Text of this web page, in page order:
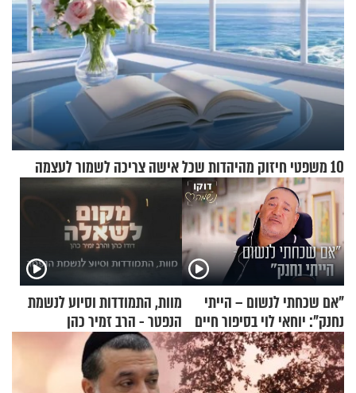
10 משפטי חיזוק מהיהדות שכל אישה צריכה לשמור לעצמה
"אם שכחתי לנשום – הייתי
נחנק": יוחאי לוי בסיפור חיים
מעורר השראה
מוות, התמודדות וסיוע לנשמת
הנפטר - הרב זמיר כהן